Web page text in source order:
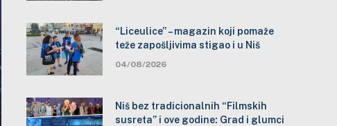
“Liceulice” – magazin koji pomaže
teže zapošljivima stigao i u Niš
04/08/2026
Niš bez tradicionalnih “Filmskih
susreta” i ove godine: Grad i glumci